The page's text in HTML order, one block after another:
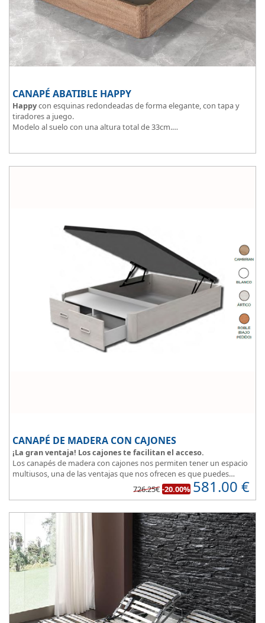
CANAPÉ ABATIBLE HAPPY
Happycon esquinas redondeadas de forma elegante, con tapa y
tiradores a juego.
Modelo al suelo con una altura total de 33cm.
CANAPÉ DE MADERA CON CAJONES
¡La gran ventaja! Los cajones te facilitan el acceso.
Los canapés de madera con cajones nos permiten tener un espacio
multiusos, una de las ventajas que nos ofrecen es que puedes
disponer y acceder a lo que tienes almacenado en los cajones
quieras sin que entre polvo, así tus cosas estarán protegidas.
726.25€ -20.00% 581.00 €